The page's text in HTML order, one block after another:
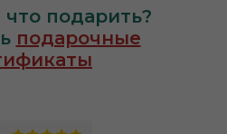
что подарить?
подарочные